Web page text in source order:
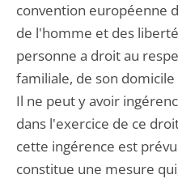
convention européenne
de l'homme et des
personne a droit au
familiale, de son
Il ne peut y avoir
dans l'exercice de ce
cette ingérence est
constitue une mesure